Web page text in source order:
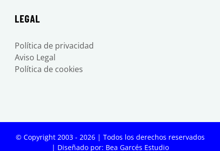
LEGAL
Política de privacidad
Aviso Legal
Política de cookies
© Copyright 2003 - 2026 | Todos los derechos reservados
| Diseñado por: Bea Garcés Estudio